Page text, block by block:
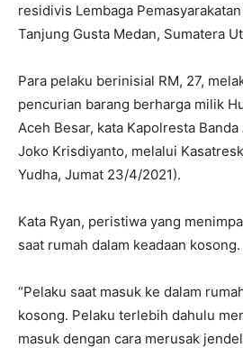
residivis Lembaga
Tanjung Gusta Medan, Sumatera
Para pelaku berinisial RM, 27,
pencurian barang berharga milik
Aceh Besar, kata Kapolresta
Joko Krisdiyanto, melalui
Yudha, Jumat 23/4/2021).
Kata Ryan, peristiwa yang
saat rumah dalam keadaan kosong.
“Pelaku saat masuk ke dalam
kosong. Pelaku terlebih dahulu
masuk dengan cara merusak